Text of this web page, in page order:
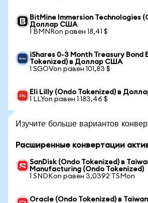
BitMine Immersion Technologies
Доллар США
1 BMNRon равен 18,41 $
iShares 0-3 Month Treasury Bond
Tokenized) в Доллар США
1 SGOVon равен 101,83 $
Eli Lilly (Ondo Tokenized) в
1 LLYon равен 1 183,46 $
Изучите больше вариантов
Расширенные конвертации
SanDisk (Ondo Tokenized) в
Manufacturing (Ondo Tokenized)
1 SNDKon равен 3,0392 TSMon
Oracle (Ondo Tokenized) в